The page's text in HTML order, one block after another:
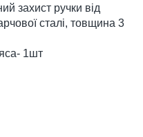
захист ручки від
сталі, товщина 3
1шт